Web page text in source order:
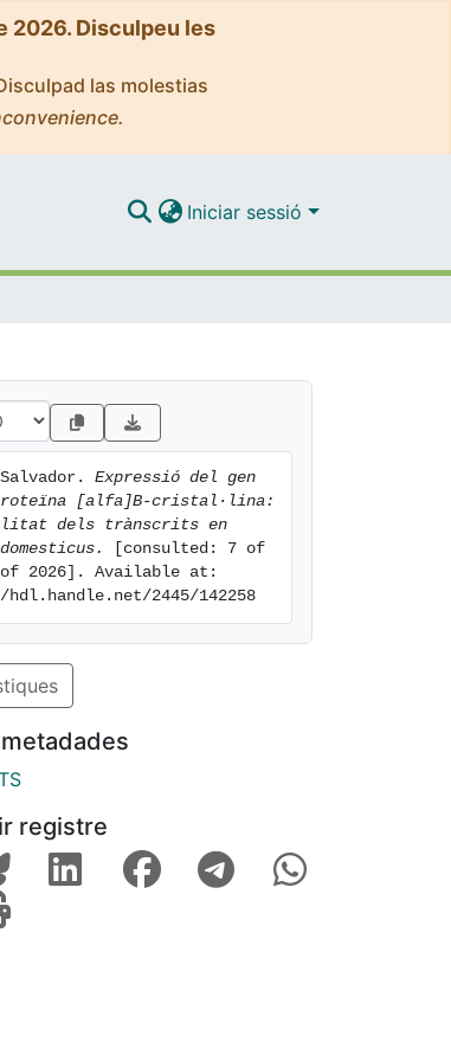
2026. Disculpeu les
las molestias
Iniciar sessió
Salvador. Expressió del gen
[alfa]B-cristal·lina:
dels trànscrits en
[consulted: 7 of
of 2026]. Available at:
2445/142258
registre